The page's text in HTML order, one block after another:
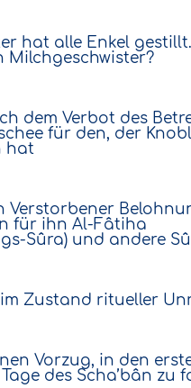
nicht mehr zu
nicht dazu
hat er wieder von
wieder in sicheren
verheiratete Frau
führen. Es
Weg dorthin wären.
die die
mir und meinem
hat alle Enkel
Milchgeschwister?
dem Verbot des
für den, der
hat
Verstorbener
für ihn Al-Fâtiha
Sûra) und andere
Zustand ritueller
Vorzug, in den
des Scha’bân zu